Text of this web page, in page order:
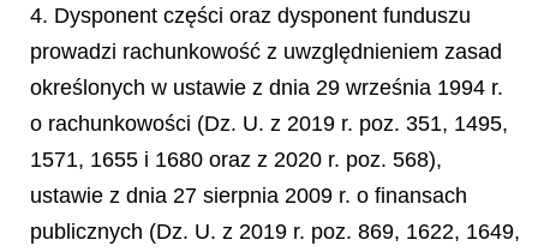
4. Dysponent części oraz dysponent funduszu
prowadzi rachunkowość z uwzględnieniem zasad
określonych w ustawie z dnia 29 września 1994 r.
o rachunkowości (Dz. U. z 2019 r. poz. 351, 1495,
1571, 1655 i 1680 oraz z 2020 r. poz. 568),
ustawie z dnia 27 sierpnia 2009 r. o finansach
publicznych (Dz. U. z 2019 r. poz. 869, 1622, 1649,